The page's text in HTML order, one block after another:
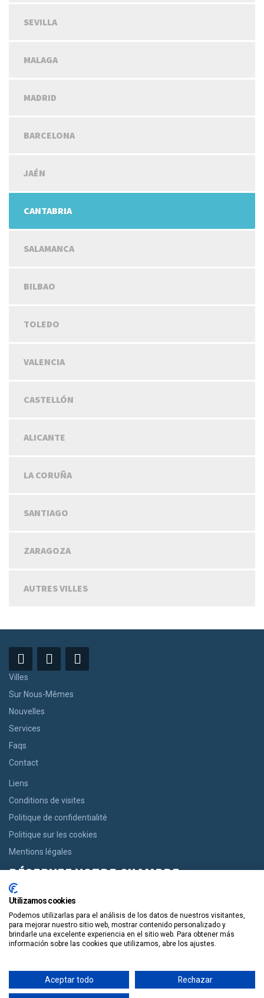
SEVILLA
MALAGA
MADRID
BARCELONA
JAÉN
CANTABRIA
SALAMANCA
BILBAO
TOLEDO
VALENCIA
CASTELLÓN
ALICANTE
LA CORUÑA
SANTIAGO
ZARAGOZA
AUTRES VILLES
Villes
Sur Nous-Mêmes
Nouvelles
Services
Faqs
Contact
Liens
Conditions de visites
Politique de confidentialité
Politique sur les cookies
Mentions légales
RÉSERVEZ VOTRE CHAMBRE
Si vous recherchez une chambre, nous vous offrons la possibilité
de réserver en un seul clic, des maisons confortables aux
appartements modernes.
Réservez
Guiapolis
Tours por España
Utilizamos cookies
Podemos utilizarlas para el análisis de los datos de nuestros visitantes,
para mejorar nuestro sitio web, mostrar contenido personalizado y
brindarle una excelente experiencia en el sitio web. Para obtener más
información sobre las cookies que utilizamos, abre los ajustes.
Aceptar todo Rechazar